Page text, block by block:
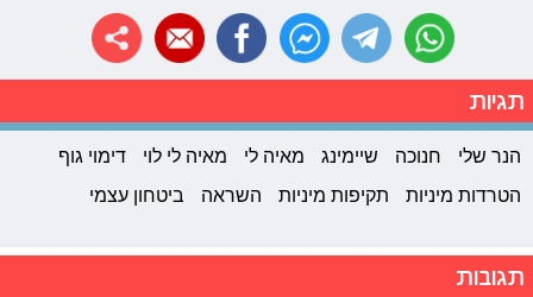
תגיות
הנר שלי חנוכה שיימינג מאיה לי מאיה לי לוי
דימוי גוף
הטרדות מיניות
תקיפות מיניות השראה ביטחון עצמי
תגובות